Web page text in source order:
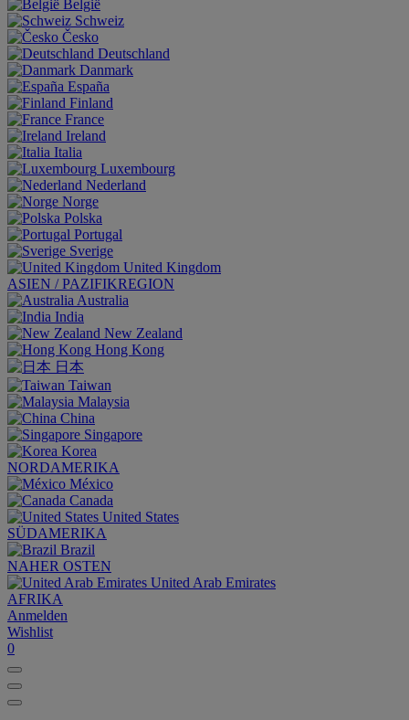
België
Schweiz
Česko
Deutschland
Danmark
España
Finland
France
Ireland
Italia
Luxembourg
Nederland
Norge
Polska
Portugal
Sverige
United Kingdom
ASIEN / PAZIFIKREGION
Australia
India
New Zealand
Hong Kong
日本
Taiwan
Malaysia
China
Singapore
Korea
NORDAMERIKA
México
Canada
United States
SÜDAMERIKA
Brazil
NAHER OSTEN
United Arab Emirates
AFRIKA
Anmelden
Wishlist
0